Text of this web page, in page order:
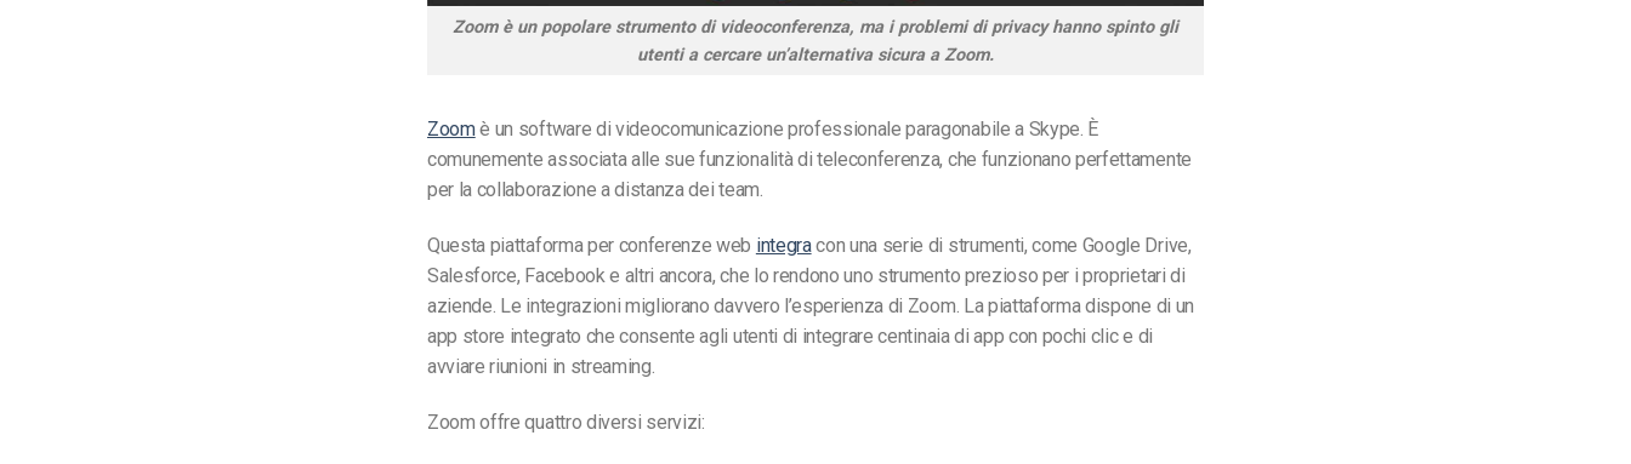
Zoom è un popolare strumento di videoconferenza, ma i problemi di privacy hanno spinto gli
utenti a cercare un’alternativa sicura a Zoom.
Zoomè un software di videocomunicazione professionale paragonabile a Skype. È
comunemente associata alle sue funzionalità di teleconferenza, che funzionano perfettamente
per la collaborazione a distanza dei team.
Questa piattaforma per conferenze web integracon una serie di strumenti, come Google Drive,
Salesforce, Facebook e altri ancora, che lo rendono uno strumento prezioso per i proprietari di
aziende. Le integrazioni migliorano davvero l’esperienza di Zoom. La piattaforma dispone di un
app store integrato che consente agli utenti di integrare centinaia di app con pochi clic e di
avviareriunioni in streaming.
Zoom offre quattro diversi servizi: